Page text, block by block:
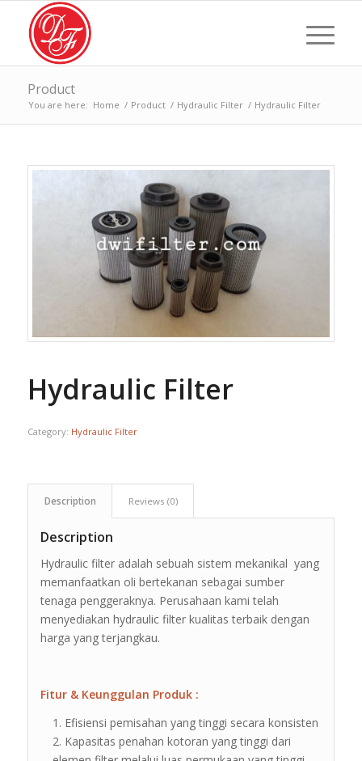
Product
You are here: Home / Product / Hydraulic Filter / Hydraulic Filter
Hydraulic Filter
Category: Hydraulic Filter
Description Reviews (0)
Description
Hydraulic filter adalah sebuah sistem mekanikal yang
memanfaatkan oli bertekanan sebagai sumber
tenaga penggeraknya. Perusahaan kami telah
menyediakan hydraulic filter kualitas terbaik dengan
harga yang terjangkau.
Fitur & Keunggulan Produk :
Efisiensi pemisahan yang tinggi secara konsisten
Kapasitas penahan kotoran yang tinggi dari